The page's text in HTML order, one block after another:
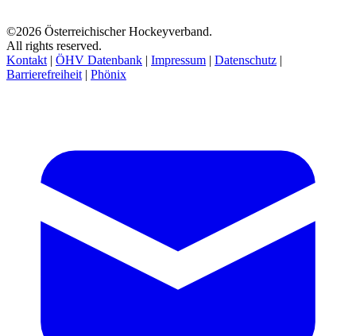
©2026 Österreichischer Hockeyverband.
All rights reserved.
Kontakt | ÖHV Datenbank | Impressum | Datenschutz |
Barrierefreiheit | Phönix